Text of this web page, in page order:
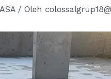
/ Oleh